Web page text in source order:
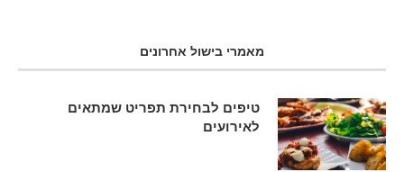
מאמרי בישול אחרונים
טיפים לבחירת תפריט שמתאים
לאירועים